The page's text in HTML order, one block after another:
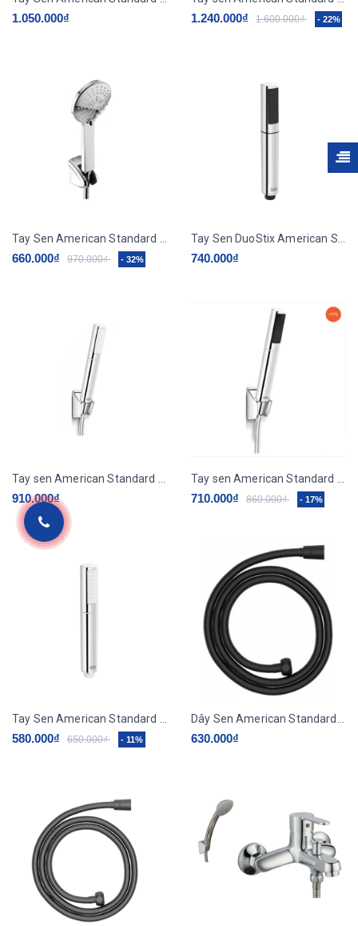
1.050.000₫ 1.240.000₫ 1.600.000₫ - 22%
660.000₫ 970.000₫ - 32% 740.000₫
910.000₫ 710.000₫ 860.000₫ - 17%
580.000₫ 650.000₫ - 11% 630.000₫